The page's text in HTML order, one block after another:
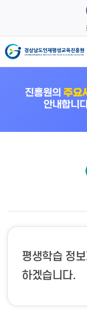
평생학습 정
하겠습니다.